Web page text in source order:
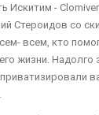
Искитим -
Стероидов со
всем, кто
жизни. Надолго